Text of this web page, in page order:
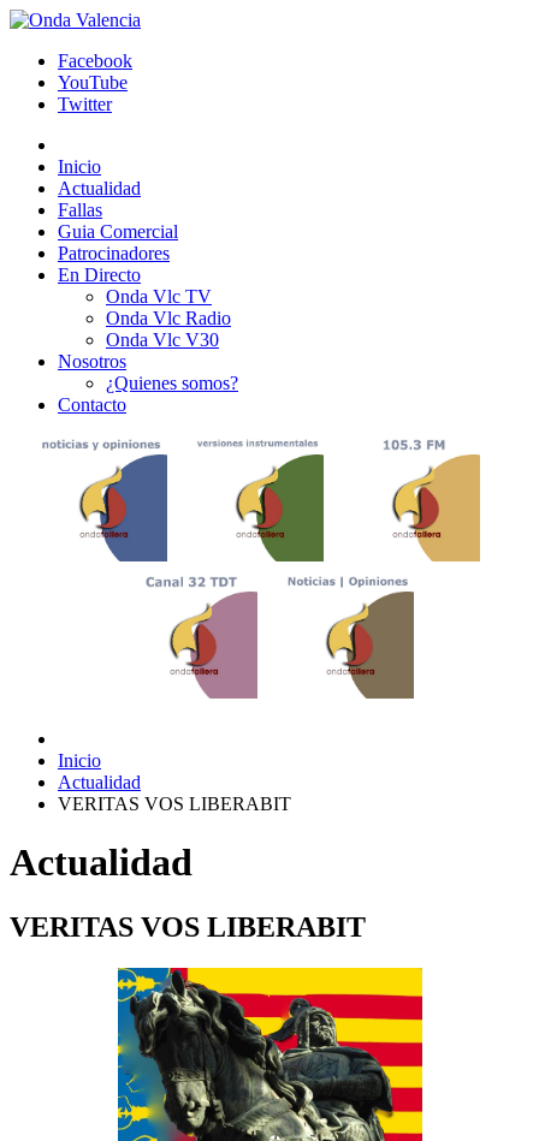
Facebook
YouTube
Twitter
Inicio
Actualidad
Fallas
Guia Comercial
Patrocinadores
En Directo
Onda Vlc TV
Onda Vlc Radio
Onda Vlc V30
Nosotros
¿Quienes somos?
Contacto
Inicio
Actualidad
VERITAS VOS LIBERABIT
Actualidad
VERITAS VOS LIBERABIT